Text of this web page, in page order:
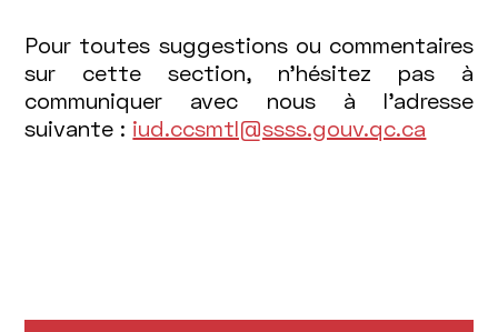
Pour toutes suggestions ou commentaires
sur cette section, n’hésitez pas à
communiquer avec nous à l’adresse
suivante : iud.ccsmtl@ssss.gouv.qc.ca